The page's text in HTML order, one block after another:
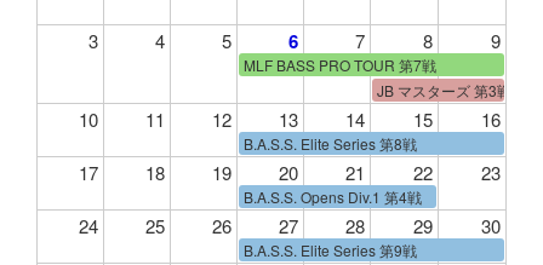
3 4 5 6 7 8 9
MLF BASS PRO TOUR 第7戦
JB マスターズ 第3戦
10 11 12 13 14 15 16
B.A.S.S. Elite Series 第8戦
17 18 19 20 21 22 23
B.A.S.S. Opens Div.1 第4戦
24 25 26 27 28 29 30
B.A.S.S. Elite Series 第9戦